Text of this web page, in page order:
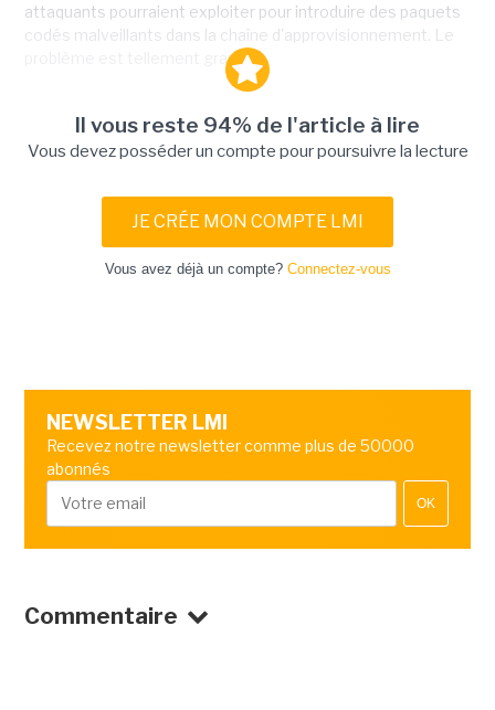
attaquants pourraient exploiter pour introduire des paquets
codés malveillants dans la chaîne d'approvisionnement. Le
problème est tellement grave...
Il vous reste 94% de l'article à lire
Vous devez posséder un compte pour poursuivre la lecture
JE CRÉE MON COMPTE LMI
Vous avez déjà un compte? Connectez-vous
NEWSLETTER LMI
Recevez notre newsletter comme plus de 50000
abonnés
OK
Commentaire